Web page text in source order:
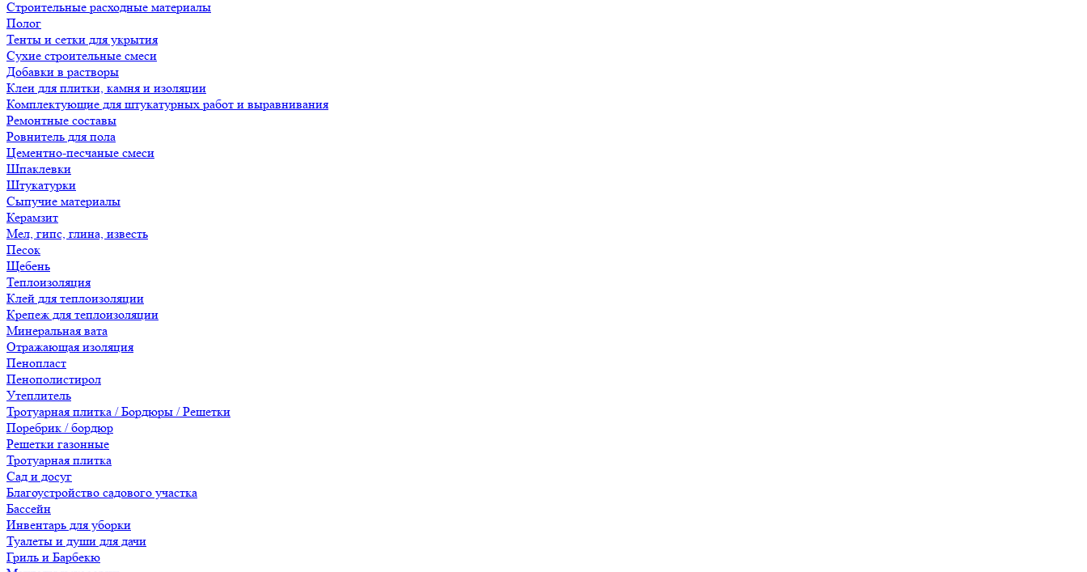
Строительные расходные материалы
Полог
Тенты и сетки для укрытия
Сухие строительные смеси
Добавки в растворы
Клеи для плитки, камня и изоляции
Комплектующие для штукатурных работ и выравнивания
Ремонтные составы
Ровнитель для пола
Цементно-песчаные смеси
Шпаклевки
Штукатурки
Сыпучие материалы
Керамзит
Мел, гипс, глина, известь
Песок
Щебень
Теплоизоляция
Клей для теплоизоляции
Крепеж для теплоизоляции
Минеральная вата
Отражающая изоляция
Пенопласт
Пенополистирол
Утеплитель
Тротуарная плитка / Бордюры / Решетки
Поребрик / бордюр
Решетки газонные
Тротуарная плитка
Сад и досуг
Благоустройство садового участка
Бассейн
Инвентарь для уборки
Туалеты и души для дачи
Гриль и Барбекю